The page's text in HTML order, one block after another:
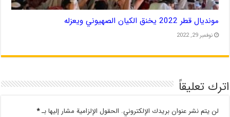
مونديال قطر 2022 يخنق الكيان الصهيوني ويعزله
نوفمبر 29, 2022
اترك تعليقاً
لن يتم نشر عنوان بريدك الإلكتروني. الحقول الإلزامية مشار إليها بـ*